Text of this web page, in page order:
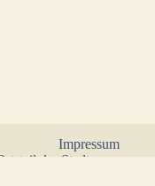
Impressum
der Stadt